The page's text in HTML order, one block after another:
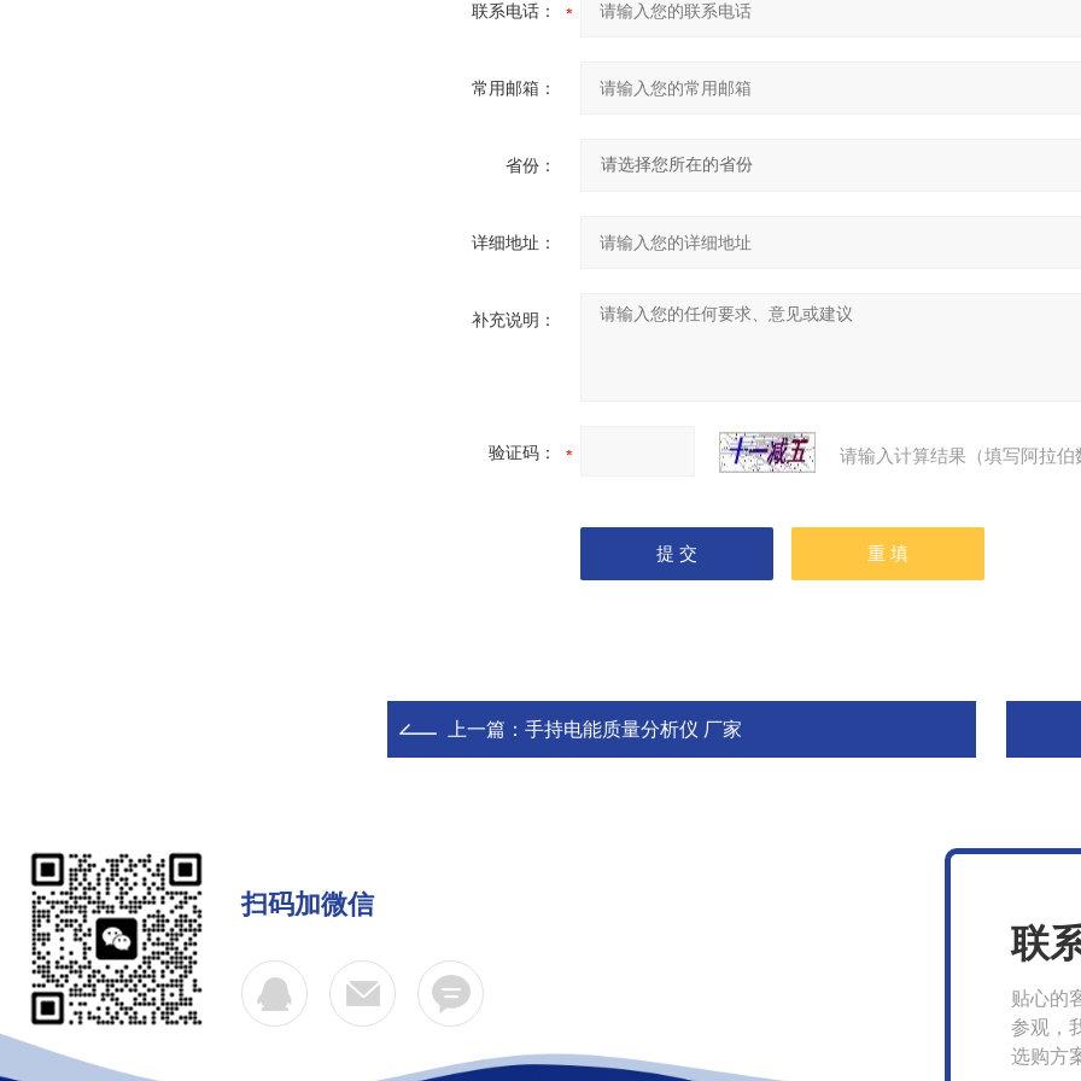
联系电话：
常用邮箱：
省份：
详细地址：
补充说明：
验证码： 请输入计算结果（填写阿拉
上一篇： 手持电能质量分析仪 厂家
扫码加微信
联
贴心的
参观，
选购方